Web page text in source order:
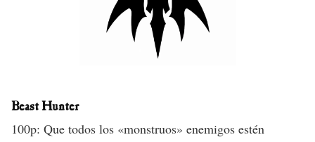
Beast Hunter
100p: Que todos los «monstruos» enemigos estén